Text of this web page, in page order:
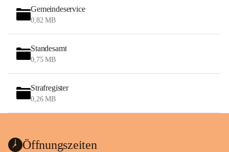
Gemeindeservice
0,82 MB
Standesamt
0,75 MB
Strafregister
0,26 MB
Öffnungszeiten